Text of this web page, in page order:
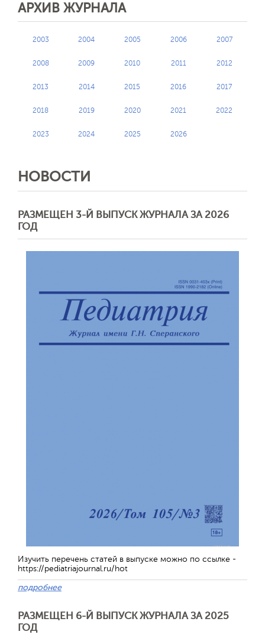
АРХИВ ЖУРНАЛА
2003 2004 2005 2006 2007
2008 2009 2010 2011 2012
2013 2014 2015 2016 2017
2018 2019 2020 2021 2022
2023 2024 2025 2026
НОВОСТИ
РАЗМЕЩЕН 3-Й ВЫПУСК ЖУРНАЛА ЗА 2026
ГОД
Изучить перечень статей в выпуске можно по ссылке -
https://pediatriajournal.ru/hot
подробнее
РАЗМЕЩЕН 6-Й ВЫПУСК ЖУРНАЛА ЗА 2025
ГОД